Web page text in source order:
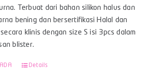
Terbuat dari bahan silikon halus dan
bening dan bersertifikasi Halal dan
klinis dengan size S isi 3pcs dalam
blister.
Details